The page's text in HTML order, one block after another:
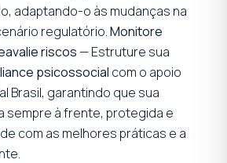
adaptando-o às mudanças na
regulatório.Monitore
riscos — Estruture sua
psicossocial com o apoio
Brasil, garantindo que sua
sempre à frente, protegida e
com as melhores práticas e a